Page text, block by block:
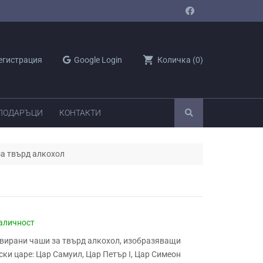
Google Login shopping_cart Количка (0)
КОНТАКТИ
твърд алкохол
чаши за твърд алкохол, изобразяващи
царе: Цар Самуил, Цар Петър I, Цар Симеон